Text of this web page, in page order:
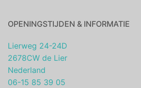
OPENINGSTIJDEN & INFORMATIE
Lierweg 24-24D
2678CW de Lier
Nederland
06-15 85 39 05